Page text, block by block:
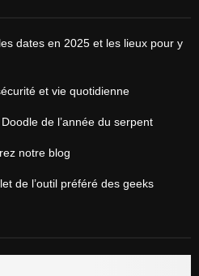
dates en 2025 et les lieux pour y
et vie quotidienne
de l’année du serpent
notre blog
de l’outil préféré des geeks